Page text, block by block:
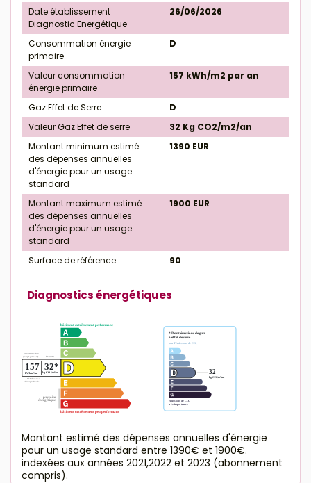
Date établissement
Diagnostic Energétique
26/06/2026
Consommation énergie
primaire
D
Valeur consommation
énergie primaire
157 kWh/m2 par an
Gaz Effet de Serre
D
Valeur Gaz Effet de serre
32 Kg CO2/m2/an
Montant minimum estimé
des dépenses annuelles
d'énergie pour un usage
standard
1390 EUR
Montant maximum estimé
des dépenses annuelles
d'énergie pour un usage
standard
1900 EUR
Surface de référence 90
Diagnostics énergétiques
Montant estimé des dépenses annuelles d'énergie
pour un usage standard entre 1390€ et 1900€.
indexées aux années 2021,2022 et 2023 (abonnement
compris).